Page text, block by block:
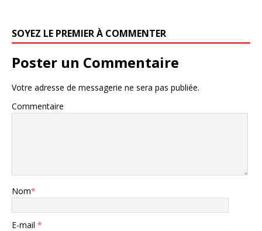
SOYEZ LE PREMIER À COMMENTER
Poster un Commentaire
Votre adresse de messagerie ne sera pas publiée.
Commentaire
Nom*
E-mail *